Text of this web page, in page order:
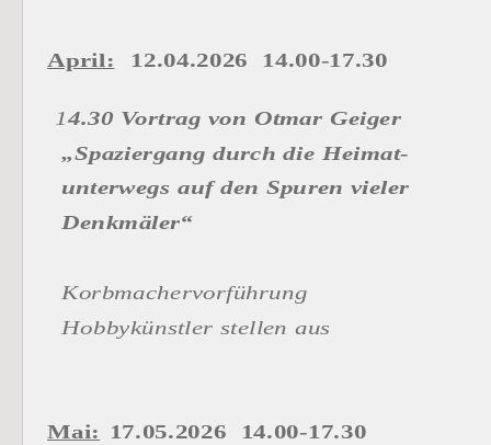
April:
  12.04.2026  14.00-17.30
14.30 Vortrag von Otmar Geiger
  „Spaziergang durch die Heimat-
  unterwegs auf den Spuren vieler
  Denkmäler“
  Korbmachervorführung
  Hobbykünstler stellen aus
Mai: 17.05.2026  14.00-17.30